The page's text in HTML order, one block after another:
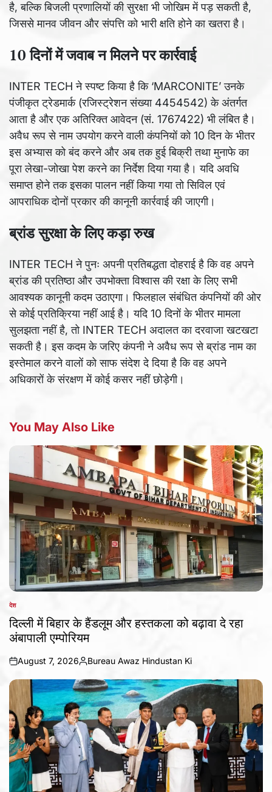
है, बल्कि बिजली प्रणालियों की सुरक्षा भी जोखिम में पड़ सकती है,
जिससे मानव जीवन और संपत्ति को भारी क्षति होने का खतरा है।
10 दिनों में जवाब न मिलने पर कार्रवाई
INTER TECH ने स्पष्ट किया है कि ‘MARCONITE’ उनके
पंजीकृत ट्रेडमार्क (रजिस्ट्रेशन संख्या 4454542) के अंतर्गत
आता है और एक अतिरिक्त आवेदन (सं. 1767422) भी लंबित है।
अवैध रूप से नाम उपयोग करने वाली कंपनियों को 10 दिन के भीतर
इस अभ्यास को बंद करने और अब तक हुई बिक्री तथा मुनाफे का
पूरा लेखा-जोखा पेश करने का निर्देश दिया गया है। यदि अवधि
समाप्त होने तक इसका पालन नहीं किया गया तो सिविल एवं
आपराधिक दोनों प्रकार की कानूनी कार्रवाई की जाएगी।
ब्रांड सुरक्षा के लिए कड़ा रुख
INTER TECH ने पुनः अपनी प्रतिबद्धता दोहराई है कि वह अपने
ब्रांड की प्रतिष्ठा और उपभोक्ता विश्वास की रक्षा के लिए सभी
आवश्यक कानूनी कदम उठाएगा। फिलहाल संबंधित कंपनियों की ओर
से कोई प्रतिक्रिया नहीं आई है। यदि 10 दिनों के भीतर मामला
सुलझता नहीं है, तो INTER TECH अदालत का दरवाजा खटखटा
सकती है। इस कदम के जरिए कंपनी ने अवैध रूप से ब्रांड नाम का
इस्तेमाल करने वालों को साफ संदेश दे दिया है कि वह अपने
अधिकारों के संरक्षण में कोई कसर नहीं छोड़ेगी।
You May Also Like
POSTED
IN
देश
दिल्ली में बिहार के हैंडलूम और हस्तकला को बढ़ावा दे रहा
अंबापाली एम्पोरियम
on
August 7, 2026
Posted
by
Bureau Awaz Hindustan Ki